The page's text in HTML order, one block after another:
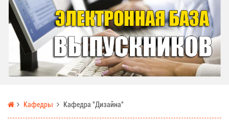
Кафедры Кафедра "Дизайна"